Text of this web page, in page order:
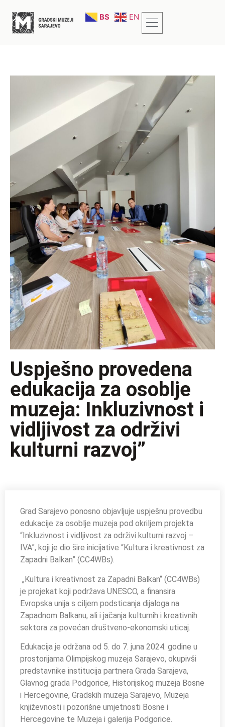
BS EN
Uspješno provedena
edukacija za osoblje
muzeja: Inkluzivnost i
vidljivost za održivi
kulturni razvoj”
Grad Sarajevo ponosno objavljuje uspješnu provedbu
edukacije za osoblje muzeja pod okriljem projekta
“Inkluzivnost i vidljivost za održivi kulturni razvoj –
IVA”, koji je dio šire inicijative “Kultura i kreativnost za
Zapadni Balkan” (CC4WBs).
„Kultura i kreativnost za Zapadni Balkan“ (CC4WBs)
je projekat koji podržava UNESCO, a finansira
Evropska unija s ciljem podsticanja dijaloga na
Zapadnom Balkanu, ali i jačanja kulturnih i kreativnih
sektora za povećan društveno-ekonomski uticaj.
Edukacija je održana od 5. do 7. juna 2024. godine u
prostorijama Olimpijskog muzeja Sarajevo, okupivši
predstavnike institucija partnera Grada Sarajeva,
Glavnog grada Podgorice, Historijskog muzeja Bosne
i Hercegovine, Gradskih muzeja Sarajevo, Muzeja
književnosti i pozorišne umjetnosti Bosne i
Hercegovine te Muzeja i galerija Podgorice.